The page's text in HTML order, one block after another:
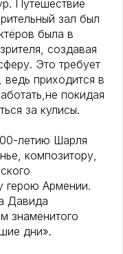
Путешествие
зал был
была в
создавая
Это требует
ведь приходится в
покидая
за кулисы.
летию Шарля
композитору,
герою Армении.
Давида
знаменитого
дни».